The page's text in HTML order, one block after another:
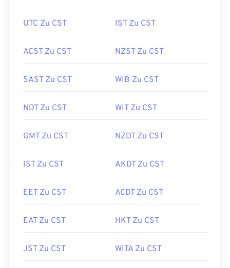
UTC Zu CST IST Zu CST
ACST Zu CST NZST Zu CST
SAST Zu CST WIB Zu CST
NDT Zu CST WIT Zu CST
GMT Zu CST NZDT Zu CST
IST Zu CST AKDT Zu CST
EET Zu CST ACDT Zu CST
EAT Zu CST HKT Zu CST
JST Zu CST WITA Zu CST